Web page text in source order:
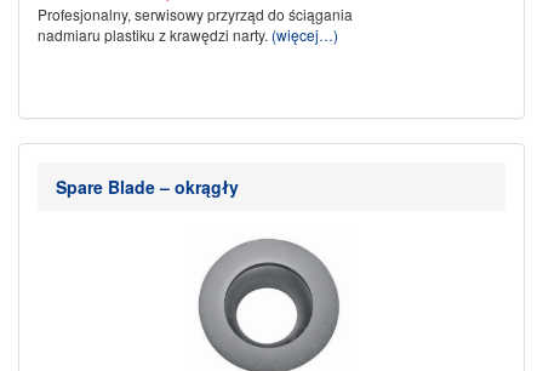
Profesjonalny, serwisowy przyrząd do ściągania
nadmiaru plastiku z krawędzi narty. (więcej…)
Spare Blade – okrągły